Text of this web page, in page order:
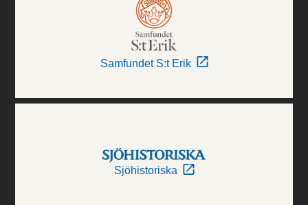
Samfundet S:t Erik
Sjöhistoriska